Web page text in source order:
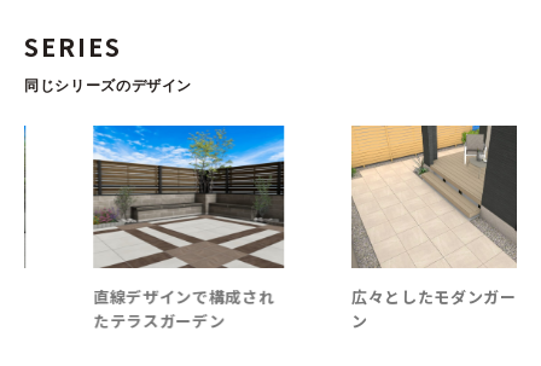
SERIES
同じシリーズのデザイン
直線デザインで構成され
たテラスガーデン
広々としたモダンガーデ